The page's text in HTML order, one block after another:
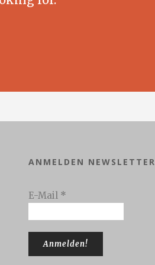
ANMELDEN NEWSLETTER
E-Mail *